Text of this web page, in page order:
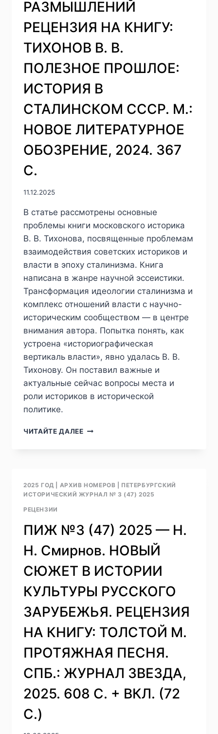
Б.
«ОТТЕПЕЛЬ»
НАСЛЕДНИКИ
ИЗ
РОЗЫСКА
НАКАЗАНИЯ
ПОСОБНИКОВ
СЕВЕРО-
Х
—
ПОЛОВИНЕ
60-
Х
ХХ
ВЕКА.
М.:
ИСТОРИЧЕСКАЯ
2025.
224
С.
РАЗМЫШЛЕНИЙ
РЕЦЕНЗИЯ НА КНИГУ:
ТИХОНОВ В. В.
ПОЛЕЗНОЕ ПРОШЛОЕ:
ИСТОРИЯ В
СТАЛИНСКОМ СССР. М.:
НОВОЕ ЛИТЕРАТУРНОЕ
ОБОЗРЕНИЕ, 2024. 367
С.
11.12.2025
В статье рассмотрены основные
проблемы книги московского историка
В. В. Тихонова, посвященные проблемам
взаимодействия советских историков и
власти в эпоху сталинизма. Книга
написана в жанре научной эссеистики.
Трансформация идеологии сталинизма и
комплекс отношений власти с научно-
историческим сообществом — в центре
внимания автора. Попытка понять, как
устроена «историографическая
вертикаль власти», явно удалась В. В.
Тихонову. Он поставил важные и
актуальные сейчас вопросы места и
роли историков в исторической
политике.
ЧИТАЙТЕ ДАЛЕЕПИЖ
В
ЭПОХУ
ПРЕДМЕТ
РАЗМЫШЛЕНИЙ
НА
ТИХОНОВ
В.
ПРОШЛОЕ:
В
2025 ГОД АРХИВ НОМЕРОВ
ПЕТЕРБУРГСКИЙ
ИСТОРИЧЕСКИЙ ЖУРНАЛ № 3 (47) 2025
РЕЦЕНЗИИ
ПИЖ №3 (47) 2025 — Н.
Н. Смирнов. НОВЫЙ
СЮЖЕТ В ИСТОРИИ
КУЛЬТУРЫ РУССКОГО
ЗАРУБЕЖЬЯ. РЕЦЕНЗИЯ
НА КНИГУ: ТОЛСТОЙ М.
ПРОТЯЖНАЯ ПЕСНЯ.
СПБ.: ЖУРНАЛ ЗВЕЗДА,
2025. 608 С. + ВКЛ. (72
С.)